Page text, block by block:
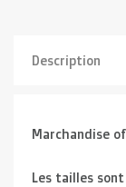
Description
Marchandise
Les tailles